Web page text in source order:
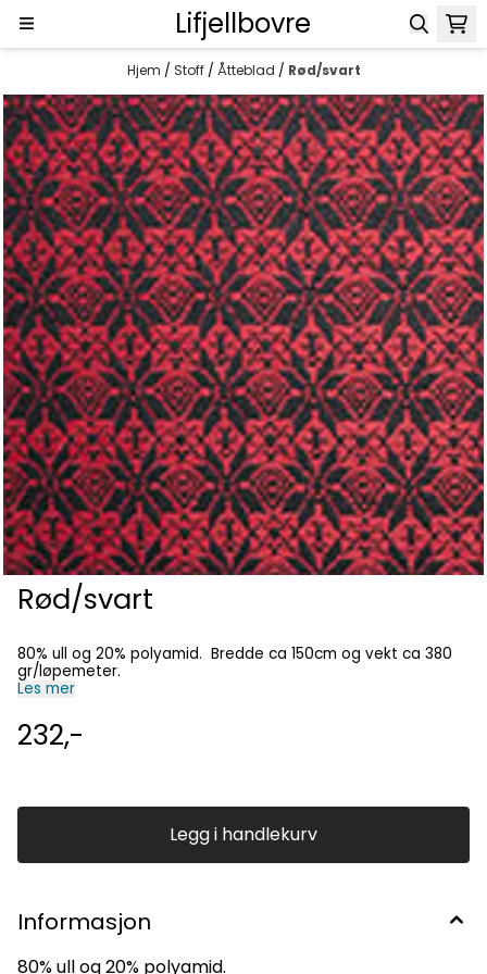
Hopp til innhold Lifjellbovre
Hjem / Stoff / Åtteblad / Rød/svart
Rød/svart
80% ull og 20% polyamid. Bredde ca 150cm og vekt ca 380
gr/løpemeter.
Les mer
232,-
Legg i handlekurv
Informasjon
80% ull og 20% polyamid.